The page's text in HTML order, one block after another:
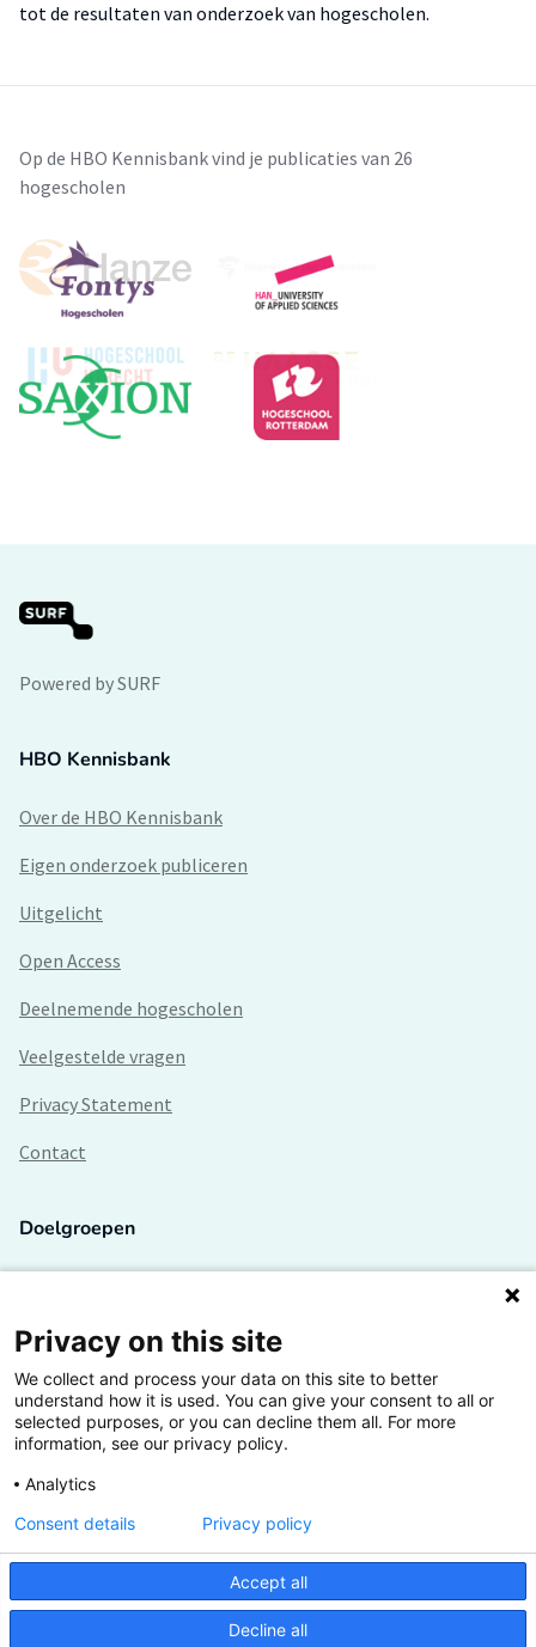
tot de resultaten van onderzoek van hogescholen.
Op de HBO Kennisbank vind je publicaties van 26
hogescholen
Powered by SURF
HBO Kennisbank
Over de HBO Kennisbank
Eigen onderzoek publiceren
Uitgelicht
Open Access
Deelnemende hogescholen
Veelgestelde vragen
Privacy Statement
Contact
Doelgroepen
Lectoren en onderzoekers
Bedrijven
Hogescholen
De grootste kennisbank van het HBO
Inspiratie op jouw vakgebied
Privacy on this site
We collect and process your data on this site to better
understand how it is used. You can give your consent to all or
selected purposes, or you can decline them all. For more
information, see our privacy policy.
Analytics
Accept all
Decline all
Consent details Privacy policy